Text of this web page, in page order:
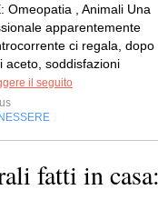
Omeopatia , Animali Una
apparentemente
ci regala, dopo
aceto, soddisfazioni
il seguito
fatti in